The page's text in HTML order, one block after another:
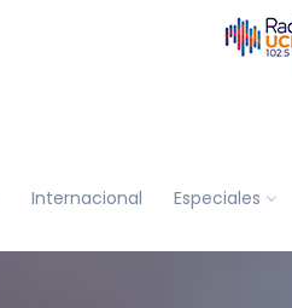
Internacional Especiales